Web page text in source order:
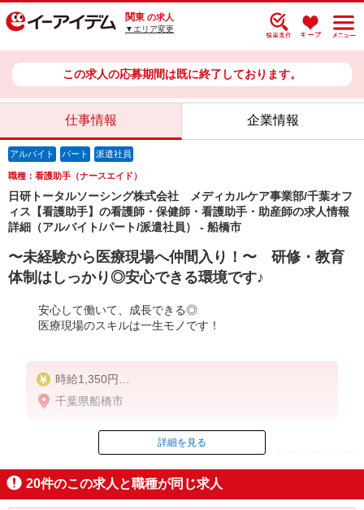
関東 の求人
▼エリア変更
この求人の応募期間は既に終了しております。
仕事情報 企業情報
アルバイト パート 派遣社員
職種：看護助手（ナースエイド）
日研トータルソーシング株式会社 メディカルケア事業部/千葉オフ
ィス【看護助手】の看護師・保健師・看護助手・助産師の求人情報
詳細（アルバイト/パート/派遣社員） - 船橋市
〜未経験から医療現場へ仲間入り！〜 研修・教育
体制はしっかり◎安心できる環境です♪
安心して働いて、成長できる◎
医療現場のスキルは一生モノです！
時給1,350円
★週払いOK（規定あり）
千葉県船橋市
ID：AE0626580255
掲載期間終了
詳細を見る
20件のこの求人と職種が同じ求人